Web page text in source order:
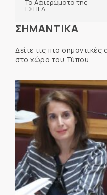
Τα Αφιερώματα της
ΕΣΗΕΑ
ΣΗΜΑΝΤΙΚΑ
Δείτε τις πιο σημαντικές
στο χώρο του Τύπου.